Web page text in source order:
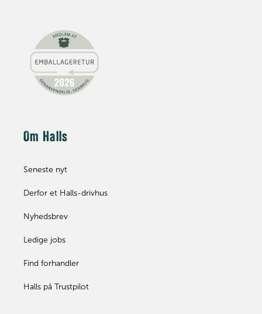
Om Halls
Seneste nyt
Derfor et Halls-drivhus
Nyhedsbrev
Ledige jobs
Find forhandler
Halls på Trustpilot